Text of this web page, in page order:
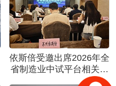
依斯倍受邀出席2026年全
省制造业中试平台相关工
作宣贯活动